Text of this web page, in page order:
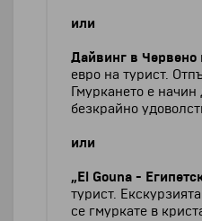
или
Дайвинг в Червено
евро на турист.
Гмуркането е
безкрайно
или
„El Gouna -
турист.
се гмуркате в